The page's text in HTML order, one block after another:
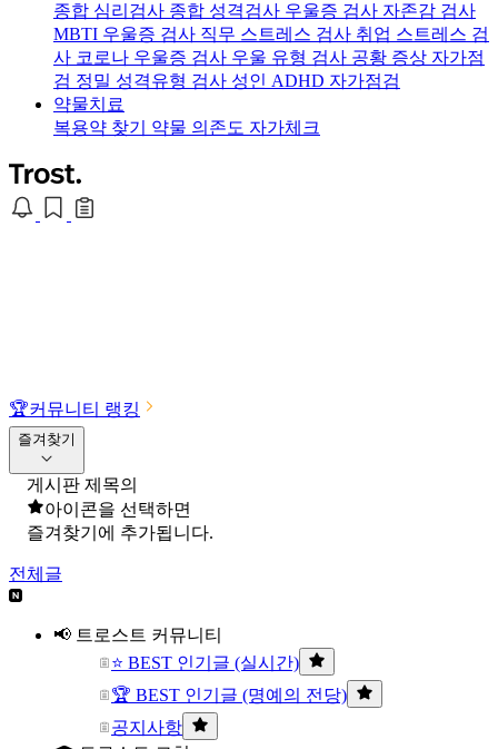
종합 심리검사 종합 성격검사 우울증 검사 자존감 검사
MBTI 우울증 검사 직무 스트레스 검사 취업 스트레스 검
사 코로나 우울증 검사 우울 유형 검사 공황 증상 자가점
검 정밀 성격유형 검사 성인 ADHD 자가점검
약물치료
복용약 찾기 약물 의존도 자가체크
🏆커뮤니티 랭킹
즐겨찾기
게시판 제목의
아이콘을 선택하면
즐겨찾기에 추가됩니다.
전체글
📢 트로스트 커뮤니티
⭐ BEST 인기글 (실시간)
🏆 BEST 인기글 (명예의 전당)
공지사항